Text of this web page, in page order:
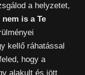
a helyzetet,
nem is a Te
kellő ráhatással
hogy a
alakult és jött